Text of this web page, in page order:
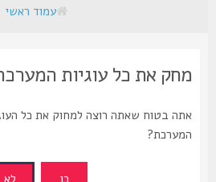
עמוד ראשי
מחק את כל עוגיות המערכת
אתה בטוח שאתה רוצה למחוק את כל
המערכת?